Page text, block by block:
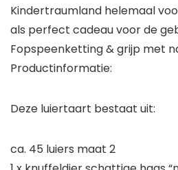
Kindertraumland helemaal
als perfect cadeau voor de
Fopspeenketting & grijp met
Productinformatie:
Deze luiertaart bestaat uit:
ca. 45 luiers maat 2